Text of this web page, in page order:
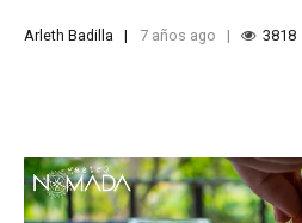
Arleth Badilla 7 años ago 3818